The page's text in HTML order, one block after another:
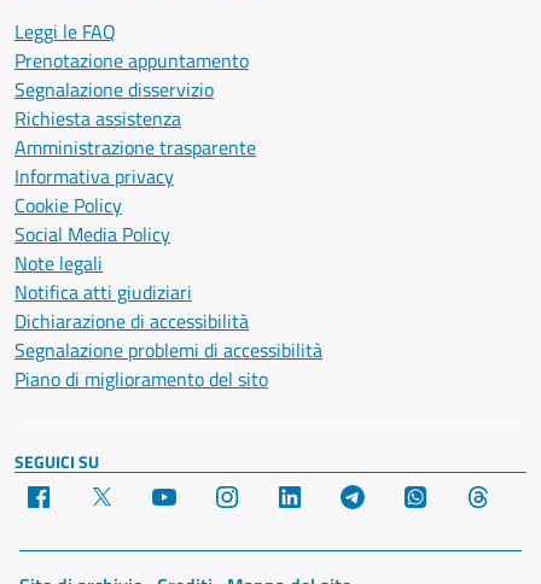
Leggi le FAQ
Prenotazione appuntamento
Segnalazione disservizio
Richiesta assistenza
Amministrazione trasparente
Informativa privacy
Cookie Policy
Social Media Policy
Note legali
Notifica atti giudiziari
Dichiarazione di accessibilità
Segnalazione problemi di accessibilità
Piano di miglioramento del sito
SEGUICI SU
Facebook YouTube Instagram LinkedIn Telegram WhatsApp